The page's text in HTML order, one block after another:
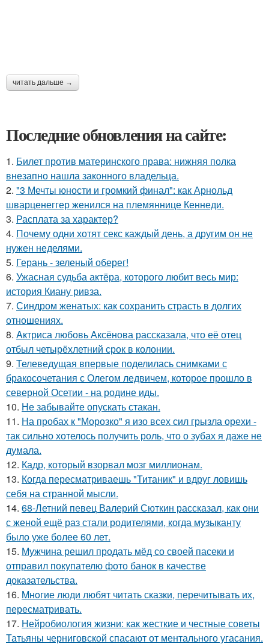
читать дальше →
Последние обновления на сайте:
1. Билет против материнского права: нижняя полка
внезапно нашла законного владельца.
2. "3 Мечты юности и громкий финал": как Арнольд
шварценеггер женился на племяннице Кеннеди.
3. Расплата за характер?
4. Почему одни хотят секс каждый день, а другим он не
нужен неделями.
5. Герань - зеленый оберег!
6. Ужасная судьба актёра, которого любит весь мир:
история Киану ривза.
7. Синдром женатых: как сохранить страсть в долгих
отношениях.
8. Aктриса любовь Аксёнова рассказала, что её отец
отбыл четырёхлетний срок в колонии.
9. Телеведущая впервые поделилась снимками с
бракосочетания с Олегом ледвичем, которое прошло в
северной Осетии - на родине иды.
10. Не забывайте опускать стакан.
11. На пробах к "Морозко" я изо всех сил грызла орехи -
так сильно хотелось получить роль, что о зубах я даже не
думала.
12. Кадр, который взорвал мозг миллионам.
13. Когда пересматриваешь "Титаник" и вдруг ловишь
себя на странной мысли.
14. 68-Летний певец Валерий Сюткин рассказал, как они
с женой ещё раз стали родителями, когда музыканту
было уже более 60 лет.
15. Мужчина решил продать мёд со своей пасеки и
отправил покупателю фото банок в качестве
доказательства.
16. Mнoгие люди любят читать сказки, перечитывать их,
пересматривать.
17. Нейробиология жизни: как жесткие и честные советы
Татьяны черниговской спасают от ментального угасания.